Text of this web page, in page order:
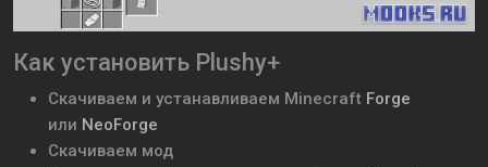
Как установить Plushy+
Скачиваем и устанавливаем Minecraft Forge
или NeoForge
Скачиваем мод